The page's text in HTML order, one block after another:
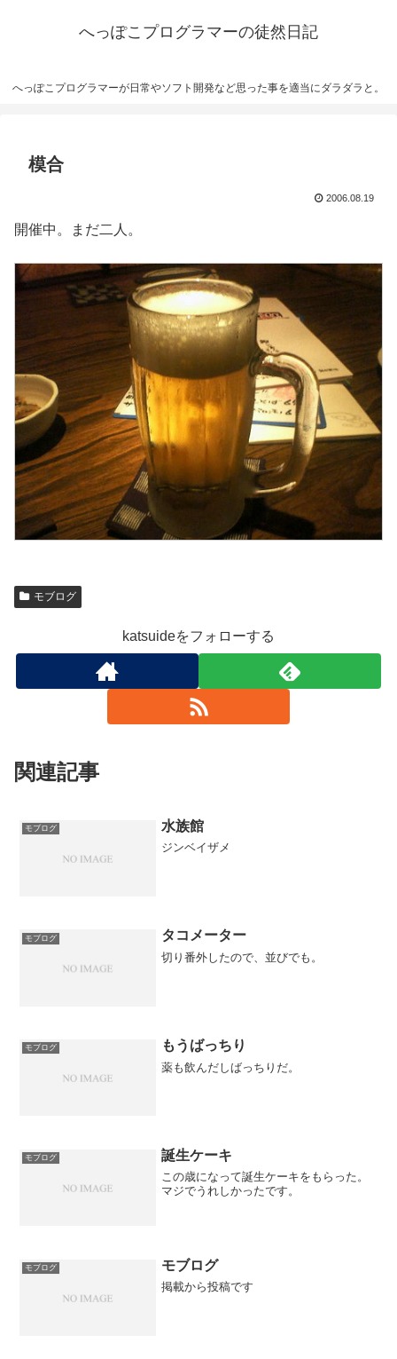
へっぽこプログラマーの徒然日記
へっぽこプログラマーが日常やソフト開発など思った事を適当にダラダラと。
模合
2006.08.19
開催中。まだ二人。
モブログ
katsuideをフォローする
関連記事
モブログ 水族館
ジンベイザメ
モブログ タコメーター
切り番外したので、並びでも。
モブログ もうばっちり
薬も飲んだしばっちりだ。
モブログ 誕生ケーキ
この歳になって誕生ケーキをもらった。
マジでうれしかったです。
モブログ モブログ
掲載から投稿です